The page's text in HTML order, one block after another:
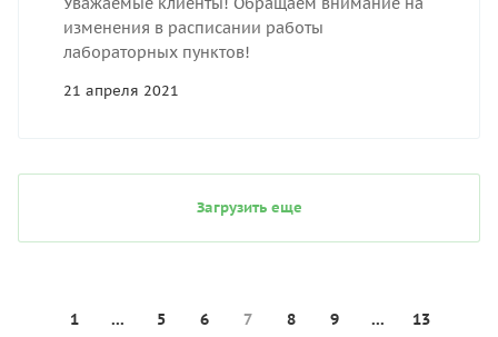
изменения в расписании работы
лабораторных пунктов!
21 апреля 2021
Загрузить еще
1 ... 5 6 7 8 9 ... 13